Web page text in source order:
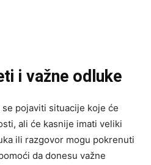
i važne odluke
pojaviti situacije koje će
ali će kasnije imati veliki
ili razgovor mogu pokrenuti
da donesu važne